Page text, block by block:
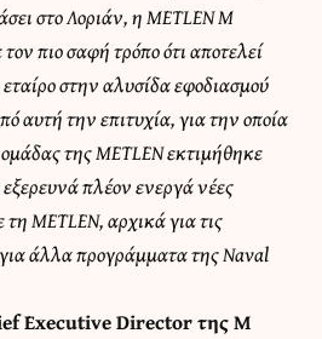
στο Λοριάν, η METLEN M
πιο σαφή τρόπο ότι αποτελεί
στην αλυσίδα εφοδιασμού
αυτή την επιτυχία, για την οποία
της METLEN εκτιμήθηκε
πλέον ενεργά νέες
METLEN, αρχικά για τις
άλλα προγράμματα της Naval
Executive DirectorτηςM